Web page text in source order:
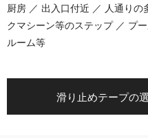
厨房 ／ 出入口付近 ／ 人通り
クマシーン等のステップ ／ プ
ルーム等
滑り止めテープの